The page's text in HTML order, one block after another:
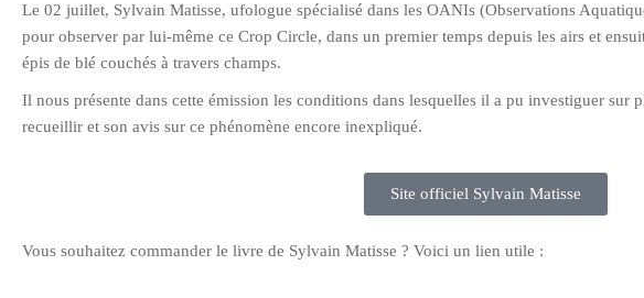
Le 02 juillet, Sylvain Matisse, ufologue spécialisé dans les OANIs (Observations
pour observer par lui-même ce Crop Circle, dans un premier temps depuis les airs et
épis de blé couchés à travers champs.
Il nous présente dans cette émission les conditions dans lesquelles il a pu investiguer sur
recueillir et son avis sur ce phénomène encore inexpliqué.
Site officiel Sylvain Matisse
Vous souhaitez commander le livre de Sylvain Matisse ? Voici un lien utile :